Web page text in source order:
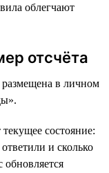
облегчают
отсчёта
размещена в личном
состояние:
и сколько
обновляется